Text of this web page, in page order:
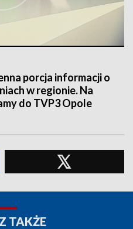
porcja informacji o
w regionie. Na
do TVP3 Opole
TAKŻE